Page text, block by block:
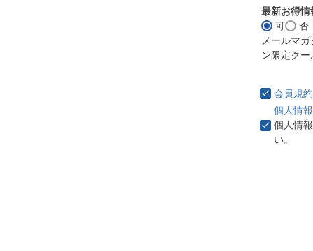
須
)
最新お得情
可
否
メールマ
ン限定ク
会員規約
個人情
個人情
い。